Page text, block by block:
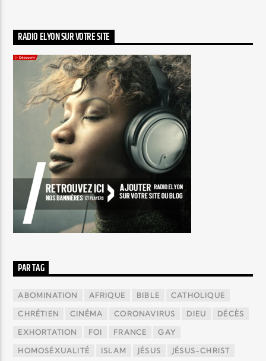
RADIO ELYON SUR VOTRE SITE
PAR TAG
ABOMINATION AFRIQUE BIBLE CATHOLIQUE
CHRÉTIEN CINÉMA CORONAVIRUS DIEU DÉCÈS
EXHORTATION FOI FRANCE GAY
HOMOSÉXUALITÉ ISLAM JÉSUS JÉSUS-CHRIST